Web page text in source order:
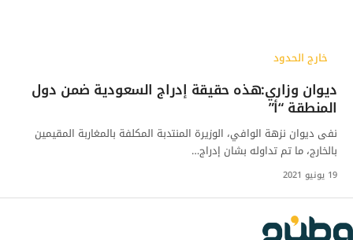
خارج الحدود
ديوان وزاري:هذه حقيقة إدراج السعودية ضمن دول
المنطقة “أ”
نفى ديوان نزهة الوافي، الوزيرة المنتدبة المكلفة بالمغاربة المقيمين
بالخارج، ما تم تداوله بشان إدراج…
19 يونيو 2021